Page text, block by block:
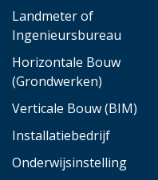
Landmeter of
Ingenieursbureau
Horizontale Bouw
(Grondwerken)
Verticale Bouw (BIM)
Installatiebedrijf
Onderwijsinstelling